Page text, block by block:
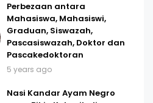
Perbezaan antara
Mahasiswa, Mahasiswi,
Graduan, Siswazah,
Pascasiswazah, Doktor dan
Pascakedoktoran
5 years ago
Nasi Kandar Ayam Negro